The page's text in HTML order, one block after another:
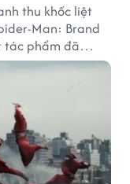
thu khốc liệt
Man: Brand
tác phẩm đã
tạo nên những